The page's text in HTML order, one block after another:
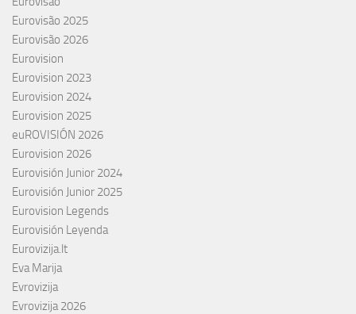
Eurovisão 2025
Eurovisão 2026
Eurovision
Eurovision 2023
Eurovision 2024
Eurovision 2025
euROVISIÓN 2026
Eurovision 2026
Eurovisión Junior 2024
Eurovisión Junior 2025
Eurovision Legends
Eurovisión Leyenda
Eurovizija.lt
Eva Marija
Evrovizija
Evrovizija 2026